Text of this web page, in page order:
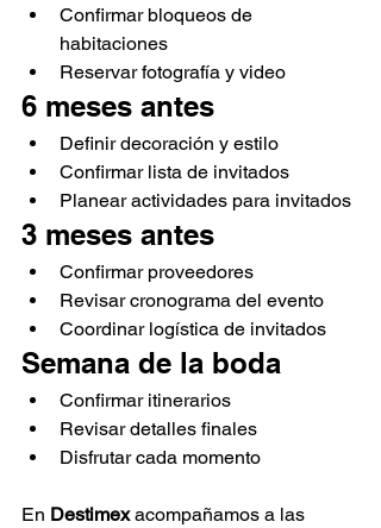
Confirmar bloqueos de
habitaciones
Reservar fotografía y video
6 meses antes
Definir decoración y estilo
Confirmar lista de invitados
Planear actividades para invitados
3 meses antes
Confirmar proveedores
Revisar cronograma del evento
Coordinar logística de invitados
Semana de la boda
Confirmar itinerarios
Revisar detalles finales
Disfrutar cada momento
En Destimex acompañamos a las